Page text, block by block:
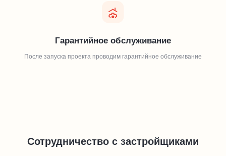
Гарантийное обслуживание
После запуска проекта проводим гарантийное обслуживание
Сотрудничество с застройщиками